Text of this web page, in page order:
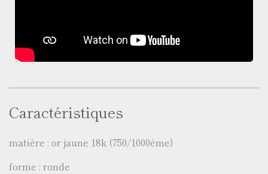
Caractéristiques
matière : or jaune 18k (750/1000ème)
forme : ronde